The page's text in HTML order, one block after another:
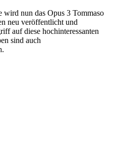
wird nun das Opus 3 Tommaso
neu veröffentlicht und
auf diese hochinteressanten
sind auch